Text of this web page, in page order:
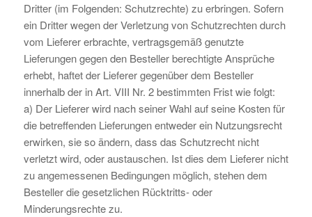
Dritter (im Folgenden: Schutzrechte) zu erbringen. Sofern
ein Dritter wegen der Verletzung von Schutzrechten durch
vom Lieferer erbrachte, vertragsgemäß genutzte
Lieferungen gegen den Besteller berechtigte Ansprüche
erhebt, haftet der Lieferer gegenüber dem Besteller
innerhalb der in Art. VIII Nr. 2 bestimmten Frist wie folgt:
a) Der Lieferer wird nach seiner Wahl auf seine Kosten für
die betreffenden Lieferungen entweder ein Nutzungsrecht
erwirken, sie so ändern, dass das Schutzrecht nicht
verletzt wird, oder austauschen. Ist dies dem Lieferer nicht
zu angemessenen Bedingungen möglich, stehen dem
Besteller die gesetzlichen Rücktritts- oder
Minderungsrechte zu.